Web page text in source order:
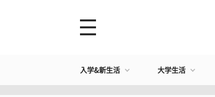
入学&新生活 大学生活